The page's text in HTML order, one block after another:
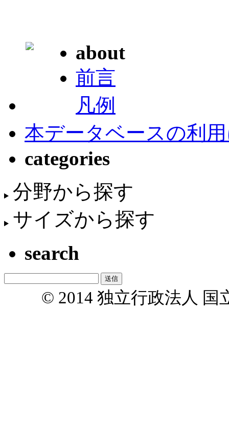
about
前言
凡例
本データベースの利
categories
分野から探す
サイズから探す
search
© 2014 独立行政法人 国